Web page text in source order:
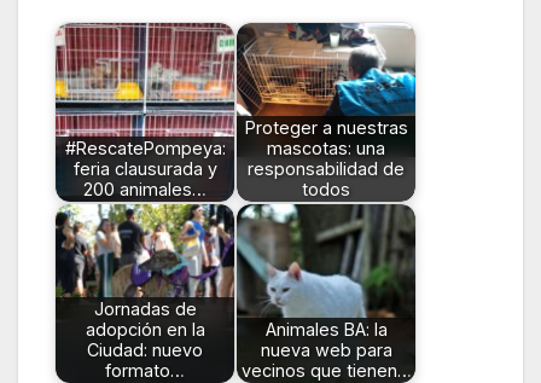
#RescatePompeya:
feria clausurada y
200 animales…
Proteger a nuestras
mascotas: una
responsabilidad de
todos
Jornadas de
adopción en la
Ciudad: nuevo
formato…
Animales BA: la
nueva web para
vecinos que tienen…